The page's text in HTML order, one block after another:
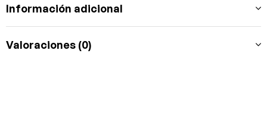
Información adicional
Valoraciones (0)